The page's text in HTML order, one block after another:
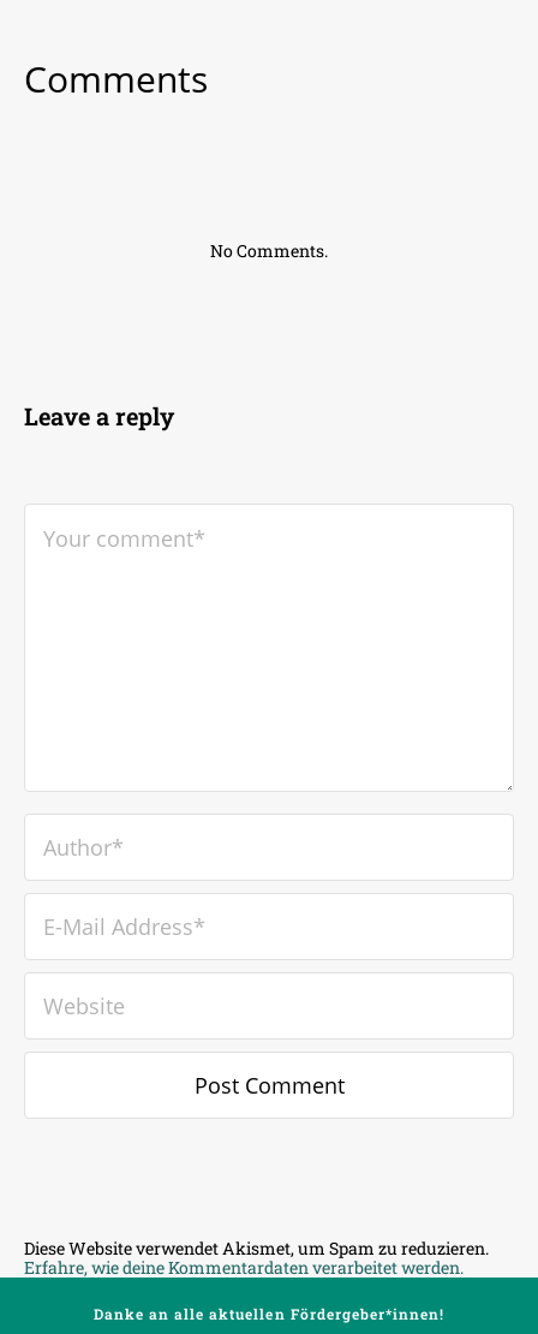
Comments
No Comments.
Leave a reply
Diese Website verwendet Akismet, um Spam zu reduzieren.
Erfahre, wie deine Kommentardaten verarbeitet werden.
Danke an alle aktuellen Fördergeber*innen!